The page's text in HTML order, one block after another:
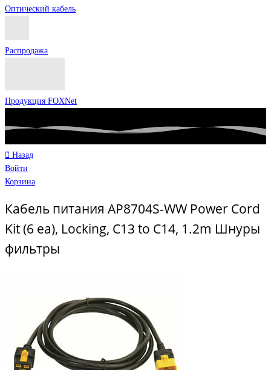
Оптический кабель
Распродажа
Продукция FOXNet
Назад
Войти
Корзина
Кабель питания AP8704S-WW Power Cord
Kit (6 ea), Locking, C13 to C14, 1.2m Шнуры
фильтры